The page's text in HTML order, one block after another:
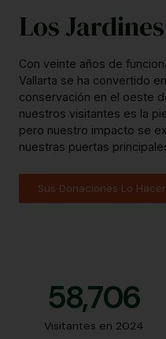
Los
Con veinte años de
Vallarta se ha convertido
conservación en el oeste
nuestros visitantes es la
pero nuestro impacto se
nuestras puertas
Sus Donaciones Lo
Visitantes en 2024
58,706